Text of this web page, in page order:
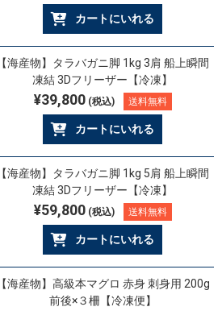
カートにいれる
【海産物】タラバガニ脚 1kg 3肩 船上瞬間
凍結 3Dフリーザー【冷凍】
¥39,800(税込) 送料無料
カートにいれる
【海産物】タラバガニ脚 1kg 5肩 船上瞬間
凍結 3Dフリーザー【冷凍】
¥59,800(税込) 送料無料
カートにいれる
【海産物】高級本マグロ 赤身 刺身用 200g
前後×３柵【冷凍便】